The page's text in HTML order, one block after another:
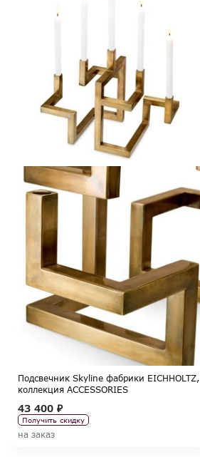
Подсвечник Skyline фабрики EICHHOLTZ,
коллекция ACCESSORIES
43 400 ₽
Получить скидку
на заказ